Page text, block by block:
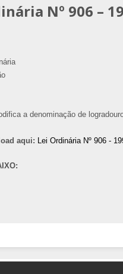
Nº 906 –
a denominação de
aqui: Lei Ordinária Nº 906 -